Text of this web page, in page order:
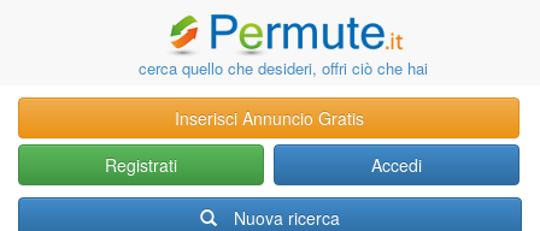
cerca quello che desideri, offri ciò che hai
Inserisci Annuncio Gratis
Registrati
Accedi
Nuova ricerca